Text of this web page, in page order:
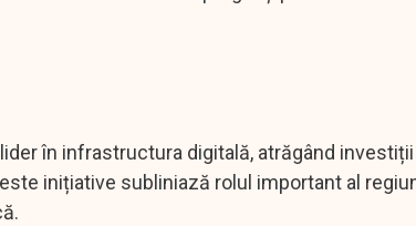
în infrastructura digitală, atrăgând investiții
inițiative subliniază rolul important al